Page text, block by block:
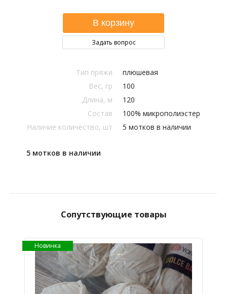
Задать вопрос
Тип пряжи
плюшевая
Вес, гр
100
Длина, м
120
Состав
100% микрополиэстер
Наличие количество, шт
5 мотков в наличии
5 мотков в наличии
Сопутствующие товары
Новинка